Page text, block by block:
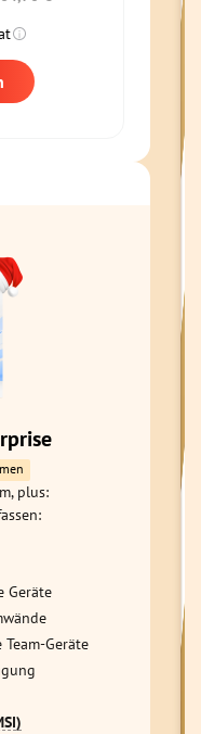
plus:
Geräte
Geräte